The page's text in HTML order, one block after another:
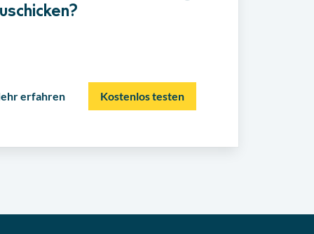
erfahren Kostenlos testen